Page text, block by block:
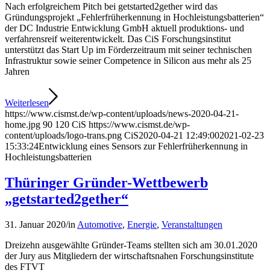
Nach erfolgreichem Pitch bei getstarted2gether wird das
Gründungsprojekt „Fehlerfrüherkennung in Hochleistungsbatterien“
der DC Industrie Entwicklung GmbH aktuell produktions- und
verfahrensreif weiterentwickelt. Das CiS Forschungsinstitut
unterstützt das Start Up im Förderzeitraum mit seiner technischen
Infrastruktur sowie seiner Competence in Silicon aus mehr als 25
Jahren
Weiterlesen
https://www.cismst.de/wp-content/uploads/news-2020-04-21-
home.jpg 90 120 CiS https://www.cismst.de/wp-
content/uploads/logo-trans.png CiS2020-04-21 12:49:002021-02-23
15:33:24Entwicklung eines Sensors zur Fehlerfrüherkennung in
Hochleistungsbatterien
Thüringer Gründer-Wettbewerb
„getstarted2gether“
31. Januar 2020/in Automotive, Energie, Veranstaltungen
Dreizehn ausgewählte Gründer-Teams stellten sich am 30.01.2020
der Jury aus Mitgliedern der wirtschaftsnahen Forschungsinstitute
des FTVT